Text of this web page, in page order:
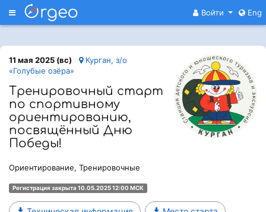
Меню Войти Eng
11 мая 2025 (вс)
Курган, з/о
«Голубые озёра»
Тренировочный старт
по спортивному
ориентированию,
посвящённый Дню
Победы!
Ориентирование, Тренировочные
Регистрация закрыта 10.05.2025 12:00 МСК